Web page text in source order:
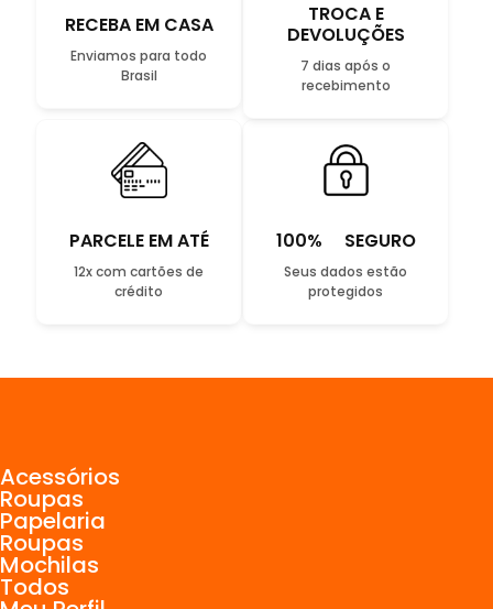
RECEBA EM CASA
Enviamos para todo
Brasil
TROCA E
DEVOLUÇÕES
7 dias após o
recebimento
PARCELE EM ATÉ
12x com cartões de
crédito
100% SEGURO
Seus dados estão
protegidos
Acessórios
Roupas
Papelaria
Roupas
Mochilas
Todos